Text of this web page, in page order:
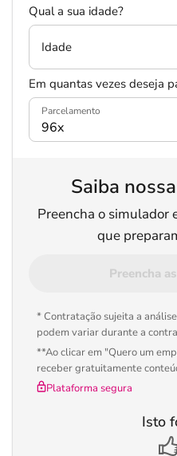
Qual a sua idade?
Idade
Em quantas vezes deseja
Parcelamento
Saiba
Preencha o simulador
que
Preencha
* Contratação sujeita a
podem variar durante a
**Ao clicar em "Quero um
receber gratuitamente
Plataforma segura
Isto